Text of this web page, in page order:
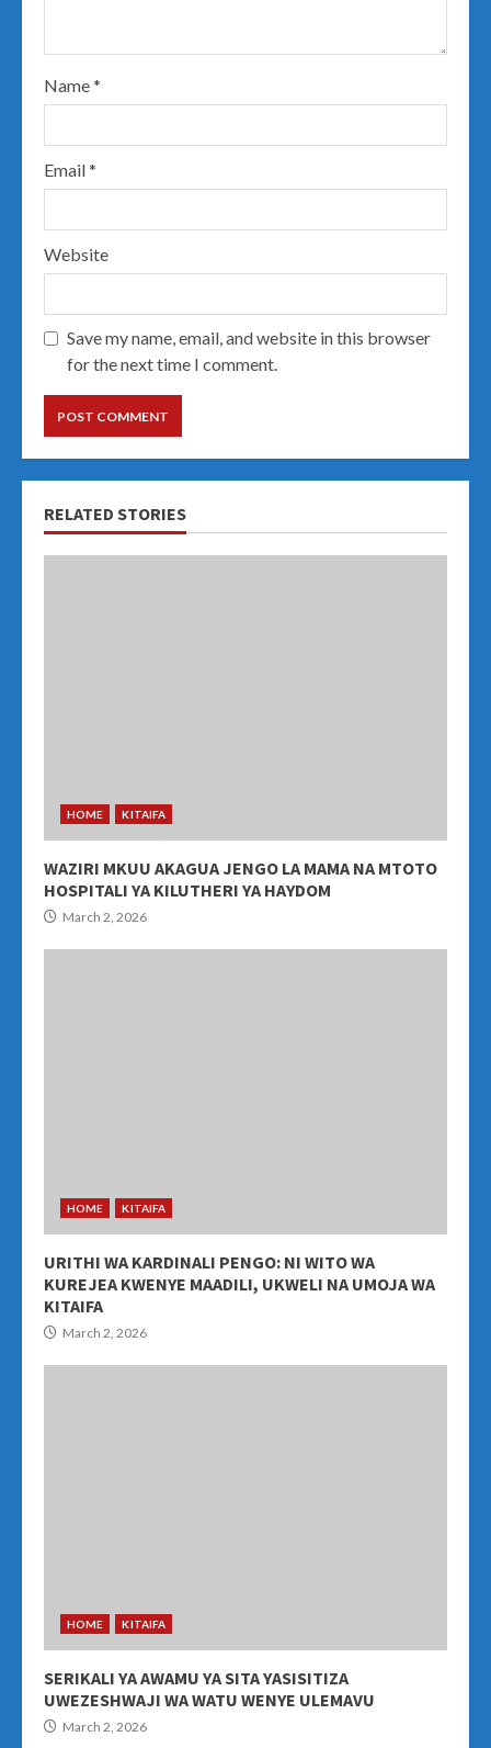
Name*
Email*
Website
Save my name, email, and website in this browser
for the next time I comment.
RELATED STORIES
HOME KITAIFA
WAZIRI MKUU AKAGUA JENGO LA MAMA NA MTOTO
HOSPITALI YA KILUTHERI YA HAYDOM
March 2, 2026
HOME KITAIFA
URITHI WA KARDINALI PENGO: NI WITO WA
KUREJEA KWENYE MAADILI, UKWELI NA UMOJA WA
KITAIFA
March 2, 2026
HOME KITAIFA
SERIKALI YA AWAMU YA SITA YASISITIZA
UWEZESHWAJI WA WATU WENYE ULEMAVU
March 2, 2026